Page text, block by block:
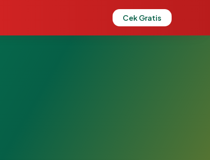
Cek Gratis